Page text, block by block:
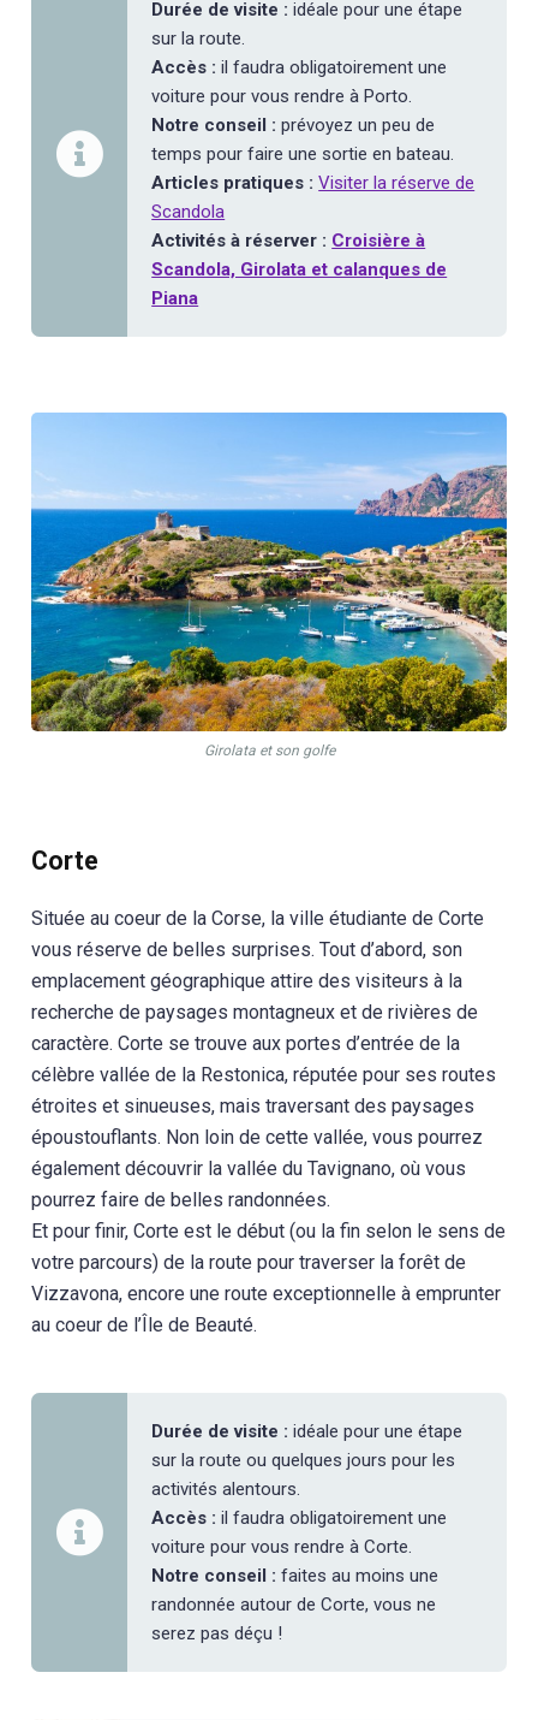
Durée de visite : idéale pour une étape
sur la route.
Accès : il faudra obligatoirement une
voiture pour vous rendre à Porto.
Notre conseil : prévoyez un peu de
temps pour faire une sortie en bateau.
Articles pratiques : Visiter la réserve de
Scandola
Activités à réserver : Croisière à
Scandola, Girolata et calanques de
Piana
Girolata et son golfe
Corte
Située au coeur de la Corse, la ville étudiante de Corte
vous réserve de belles surprises. Tout d’abord, son
emplacement géographique attire des visiteurs à la
recherche de paysages montagneux et de rivières de
caractère. Corte se trouve aux portes d’entrée de la
célèbre vallée de la Restonica, réputée pour ses routes
étroites et sinueuses, mais traversant des paysages
époustouflants. Non loin de cette vallée, vous pourrez
également découvrir la vallée du Tavignano, où vous
pourrez faire de belles randonnées.
Et pour finir, Corte est le début (ou la fin selon le sens de
votre parcours) de la route pour traverser la forêt de
Vizzavona, encore une route exceptionnelle à emprunter
au coeur de l’Île de Beauté.
Durée de visite : idéale pour une étape
sur la route ou quelques jours pour les
activités alentours.
Accès : il faudra obligatoirement une
voiture pour vous rendre à Corte.
Notre conseil : faites au moins une
randonnée autour de Corte, vous ne
serez pas déçu !